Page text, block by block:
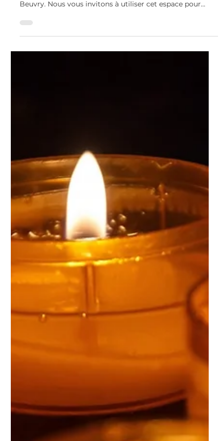
C’est avec une grande tristesse que nous vous annonçons
Beuvry. Nous vous invitons à utiliser cet espace pour
laisser vos condoléances, partager des photos souvenirs,